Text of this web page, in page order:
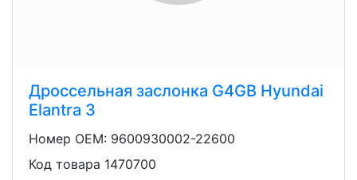
Дроссельная заслонка G4GB Hyundai
Elantra 3
Номер OEM: 9600930002-22600
Код товара 1470700